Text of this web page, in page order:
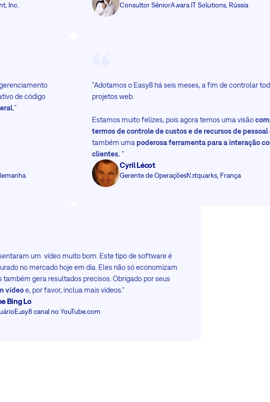
Inc. Consultor SêniorAwara IT Solutions, Rússia
de código
"
Cyril Lécot
Gerente de OperaçõesNetquarks, França
"Adotamos o Easy8 há seis meses, a fim de controlar
projetos web.
Estamos muito felizes, pois agora temos uma visão
termos de controle de custos e de recursos de pessoal
também umapoderosa ferramenta para a interação
clientes. "
Bing Lo
Easy8 canal no YouTube.com
um vídeo muito bom. Este tipo de software é
no mercado hoje em dia. Eles não só economizam
também gera resultados precisos. Obrigado por seus
vídeoe, por favor, inclua mais vídeos."